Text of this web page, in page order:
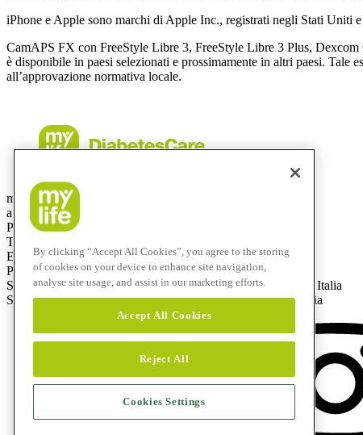
iPhone e Apple sono marchi di Apple Inc., registrati negli Stati Uniti
CamAPS FX con FreeStyle Libre 3, FreeStyle Libre 3 Plus,
è disponibile in paesi selezionati e prossimamente in altri paesi. Tale
all’approvazione normativa locale.
mylife Diabetes Care Italia srl
a socio unico – capitale sociale: € 50.000 i. v.
Partita IVA e C.F.: 08438570965
Telefono: +39 0332 189 0607
E-mail: info@mylife-diabetescare.it
PEC (Posta Elettronica Certificata): mylifedc.italia@pec.it
Sede amministrativa: Via Bizzozero, 11, 21100 Varese (VA), Italia
Sede legale: Via Giuseppe Frua, 22, 20146 Milano (MI), Italia
By clicking “Accept All Cookies”, you agree to the storing
of cookies on your device to enhance site navigation,
analyse site usage, and assist in our marketing efforts.
Accept All Cookies
Reject All
Cookies Settings